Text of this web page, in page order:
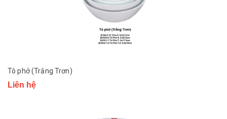
Tô phở (Trắng Trơn)
Liên hệ